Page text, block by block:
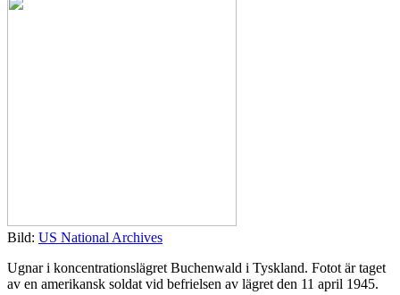
Bild: US National Archives
Ugnar i koncentrationslägret Buchenwald i Tyskland. Fotot är taget
av en amerikansk soldat vid befrielsen av lägret den 11 april 1945.